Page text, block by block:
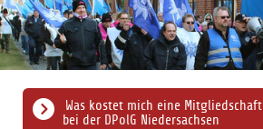
Was kostet mich eine Mitgliedschaft
bei der DPolG Niedersachsen